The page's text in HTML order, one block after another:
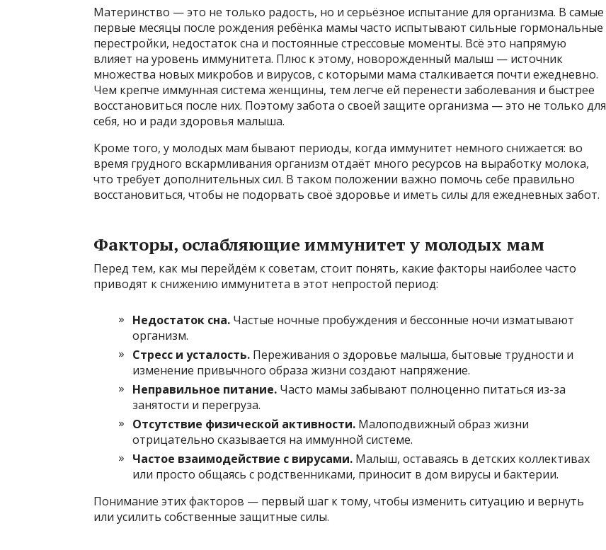
Материнство — это не только радость, но и серьёзное испытание для организма. В самые
первые месяцы после рождения ребёнка мамы часто испытывают сильные гормональные
перестройки, недостаток сна и постоянные стрессовые моменты. Всё это напрямую
влияет на уровень иммунитета. Плюс к этому, новорожденный малыш — источник
множества новых микробов и вирусов, с которыми мама сталкивается почти ежедневно.
Чем крепче иммунная система женщины, тем легче ей перенести заболевания и быстрее
восстановиться после них. Поэтому забота о своей защите организма — это не только для
себя, но и ради здоровья малыша.
Кроме того, у молодых мам бывают периоды, когда иммунитет немного снижается: во
время грудного вскармливания организм отдаёт много ресурсов на выработку молока,
что требует дополнительных сил. В таком положении важно помочь себе правильно
восстановиться, чтобы не подорвать своё здоровье и иметь силы для ежедневных забот.
Факторы, ослабляющие иммунитет у молодых мам
Перед тем, как мы перейдём к советам, стоит понять, какие факторы наиболее часто
приводят к снижению иммунитета в этот непростой период:
Недостаток сна. Частые ночные пробуждения и бессонные ночи изматывают
организм.
Стресс и усталость. Переживания о здоровье малыша, бытовые трудности и
изменение привычного образа жизни создают напряжение.
Неправильное питание. Часто мамы забывают полноценно питаться из-за
занятости и перегруза.
Отсутствие физической активности. Малоподвижный образ жизни
отрицательно сказывается на иммунной системе.
Частое взаимодействие с вирусами. Малыш, оставаясь в детских коллективах
или просто общаясь с родственниками, приносит в дом вирусы и бактерии.
Понимание этих факторов — первый шаг к тому, чтобы изменить ситуацию и вернуть
или усилить собственные защитные силы.